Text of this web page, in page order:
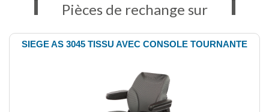
Pièces de rechange sur
SIEGE AS 3045 TISSU AVEC CONSOLE TOURNANTE